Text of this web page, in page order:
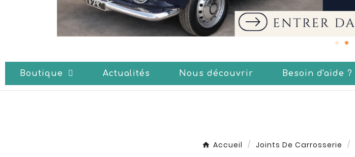
Boutique Actualités Nous découvrir Besoin d'aide ?
Accueil Joints De Carrosserie